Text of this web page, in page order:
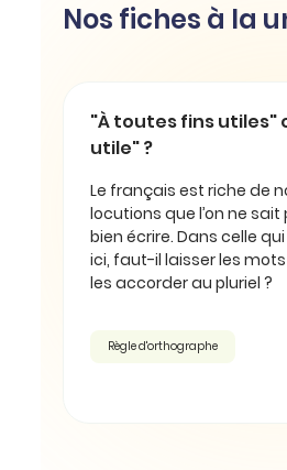
Nos fiches à la
"À toutes fins utiles"
utile" ?
Le français est riche de
locutions que l’on ne
bien écrire. Dans celle
ici, faut-il laisser les
les accorder au pluriel ?
Règle d'orthographe